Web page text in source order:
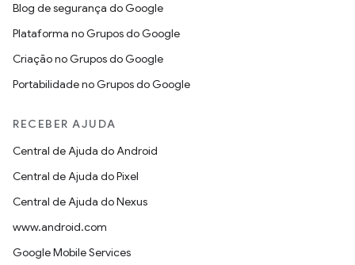
Blog de segurança do Google
Plataforma no Grupos do Google
Criação no Grupos do Google
Portabilidade no Grupos do Google
RECEBER AJUDA
Central de Ajuda do Android
Central de Ajuda do Pixel
Central de Ajuda do Nexus
www.android.com
Google Mobile Services